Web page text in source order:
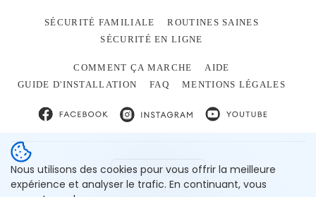
SÉCURITÉ FAMILIALE
ROUTINES SAINES
SÉCURITÉ EN LIGNE
COMMENT ÇA MARCHE
AIDE
GUIDE D'INSTALLATION
FAQ MENTIONS LÉGALES
FRANÇAIS
Nous utilisons des cookies pour vous offrir la meilleure
expérience et analyser le trafic. En continuant, vous